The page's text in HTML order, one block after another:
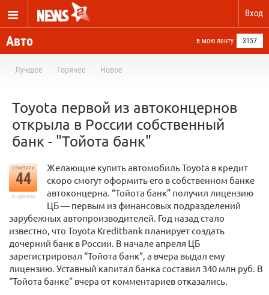
Вход
Авто в мою ленту 3157
Лучшее Горячее Новое
Toyota первой из автоконцернов
открыла в России собственный
банк - "Тойота банк"
отметили
44
в архиве
Желающие купить автомобиль Toyota в кредит
скоро смогут оформить его в собственном банке
автоконцерна. “Тойота банк” получил лицензию
ЦБ — первым из финансовых подразделений
зарубежных автопроизводителей. Год назад стало
известно, что Toyota Kreditbank планирует создать
дочерний банк в России. В начале апреля ЦБ
зарегистрировал “Тойота банк”, а вчера выдал ему
лицензию. Уставный капитал банка составил 340 млн руб. В
“Тойота банке” вчера от комментариев отказались.